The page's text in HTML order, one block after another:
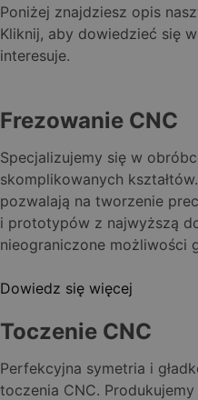
Poniżej znajdziesz opis
Kliknij, aby dowiedzieć się
interesuje.
Frezowanie CNC
Specjalizujemy się w
skomplikowanych
pozwalają na tworzenie
i prototypów z najwyższą
nieograniczone możliwości
Dowiedz się więcej
Toczenie CNC
Perfekcyjna symetria i
toczenia CNC.